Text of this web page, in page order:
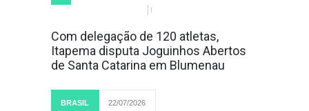
Com delegação de 120 atletas,
Itapema disputa Joguinhos Abertos
de Santa Catarina em Blumenau
BRASIL 22/07/2026